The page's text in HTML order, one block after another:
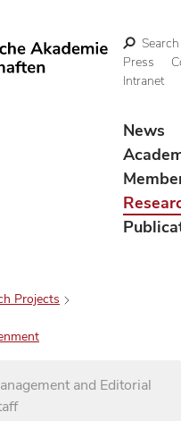
Search
Press
Intranet
News
Projects
and Editorial